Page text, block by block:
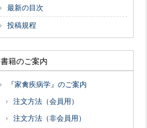
最新の目次
投稿規程
書籍のご案内
『家禽疾病学』のご案内
注文方法（会員用）
注文方法（非会員用）